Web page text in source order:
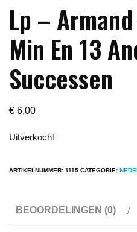
Lp –
Min En 13
Successen
€ 6,00
Uitverkocht
ARTIKELNUMMER: 1115 CATEGORIE:
BEOORDELINGEN (0)